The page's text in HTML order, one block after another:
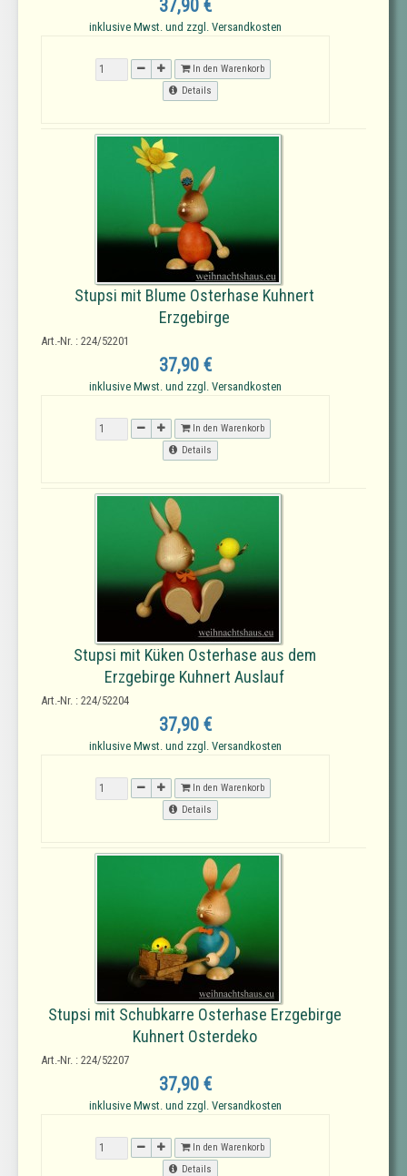
37,90 €
inklusive Mwst. und zzgl. Versandkosten
In den Warenkorb
Details
Stupsi mit Blume Osterhase Kuhnert
Erzgebirge
Art.-Nr. : 224/52201
37,90 €
inklusive Mwst. und zzgl. Versandkosten
In den Warenkorb
Details
Stupsi mit Küken Osterhase aus dem
Erzgebirge Kuhnert Auslauf
Art.-Nr. : 224/52204
37,90 €
inklusive Mwst. und zzgl. Versandkosten
In den Warenkorb
Details
Stupsi mit Schubkarre Osterhase Erzgebirge
Kuhnert Osterdeko
Art.-Nr. : 224/52207
37,90 €
inklusive Mwst. und zzgl. Versandkosten
In den Warenkorb
Details